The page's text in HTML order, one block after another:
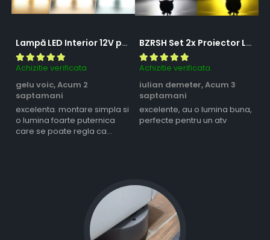
Lampă LED Interior 12V pentru Dubă, Camper și Rulotă - 180LED, 33 cm, 3 Temperaturii de Culoare, Intensitate Reglabilă, Iluminare Compartiment Marfă
Achizitie verificata
gelu voic,Acum 2
saptamani
excelenta. montare simpla si
o lumina foarte puternica
care se poate regla ca
BZRSH Set 2x Proiector LED Bufnita 50W Lupa 2 Faze Alb-Galben 12-24V Moto ATV
Achizitie verificata
iulian demeter,Acum 3
saptamani
excelente, au o lumina buna,
perfecte pentru un atv